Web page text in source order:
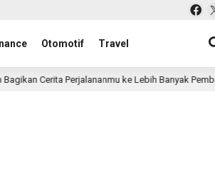
Otomotif Travel
Cerita Perjalananmu ke Lebih Banyak Pembaca